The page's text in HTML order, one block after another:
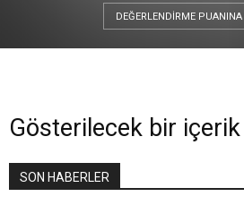
DEĞERLENDIRME PUANINA
Gösterilecek bir
SON HABERLER